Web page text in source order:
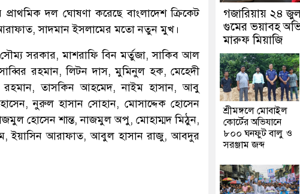
দল ঘোষণা করেছে বাংলাদেশ ক্রিকেট
আরাফাত, সাদমান ইসলামের মতো নতুন মুখ।
সরকার, মাশরাফি বিন মর্তুজা, সাকিব আল
রহমান, লিটন দাস, মুমিনুল হক, মেহেদী
রহমান, তাসকিন আহমেদ, নাইম হাসান, আবু
নুরুল হাসান সোহান, মোসাদ্দেক হোসেন
হোসেন শান্ত, নাজমুল অপু, মোহাম্মদ মিঠুন,
ইয়াসিন আরাফাত, আবুল হাসান রাজু, আবদুর
গজারিয়ায় ২৪
গুমের ভয়াবহ
মারুফ মিয়াজি
শ্রীমঙ্গলে মোবাইল
কোর্টের অভিযানে
৮০০ ঘনফুট বালু ও
সরঞ্জাম জব্দ